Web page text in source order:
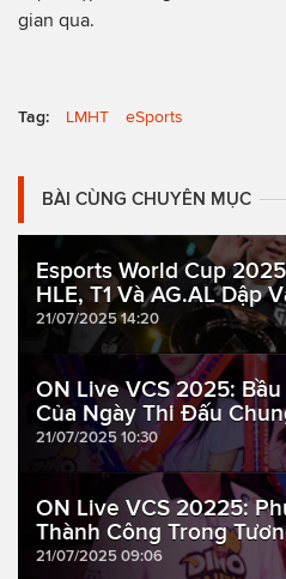
gian qua.
Tag: LMHT eSports
BÀI CÙNG CHUYÊN MỤC
Esports World Cup
HLE, T1 Và AG.AL Dập
21/07/2025 14:20
ON Live VCS 2025:
Của Ngày Thi Đấu
21/07/2025 10:30
ON Live VCS 20225:
Thành Công Trong
21/07/2025 09:06